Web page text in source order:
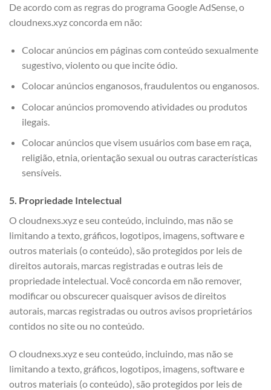
De acordo com as regras do programa Google AdSense, o
cloudnexs.xyz concorda em não:
Colocar anúncios em páginas com conteúdo sexualmente
sugestivo, violento ou que incite ódio.
Colocar anúncios enganosos, fraudulentos ou enganosos.
Colocar anúncios promovendo atividades ou produtos
ilegais.
Colocar anúncios que visem usuários com base em raça,
religião, etnia, orientação sexual ou outras características
sensíveis.
5. Propriedade Intelectual
O cloudnexs.xyz e seu conteúdo, incluindo, mas não se
limitando a texto, gráficos, logotipos, imagens, software e
outros materiais (o conteúdo), são protegidos por leis de
direitos autorais, marcas registradas e outras leis de
propriedade intelectual. Você concorda em não remover,
modificar ou obscurecer quaisquer avisos de direitos
autorais, marcas registradas ou outros avisos proprietários
contidos no site ou no conteúdo.
O cloudnexs.xyz e seu conteúdo, incluindo, mas não se
limitando a texto, gráficos, logotipos, imagens, software e
outros materiais (o conteúdo), são protegidos por leis de